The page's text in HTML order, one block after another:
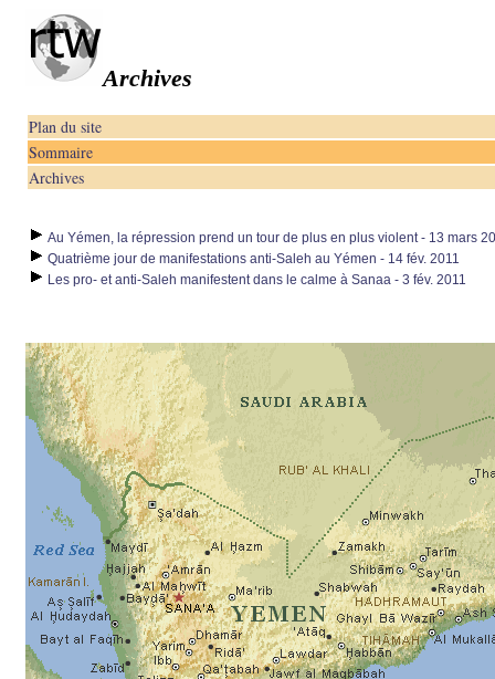
Archives
Plan du site
Sommaire
Archives
Au Yémen, la répression prend un tour de plus en plus violent - 13 mars
Quatrième jour de manifestations anti-Saleh au Yémen - 14 fév. 2011
Les pro- et anti-Saleh manifestent dans le calme à Sanaa - 3 fév. 2011